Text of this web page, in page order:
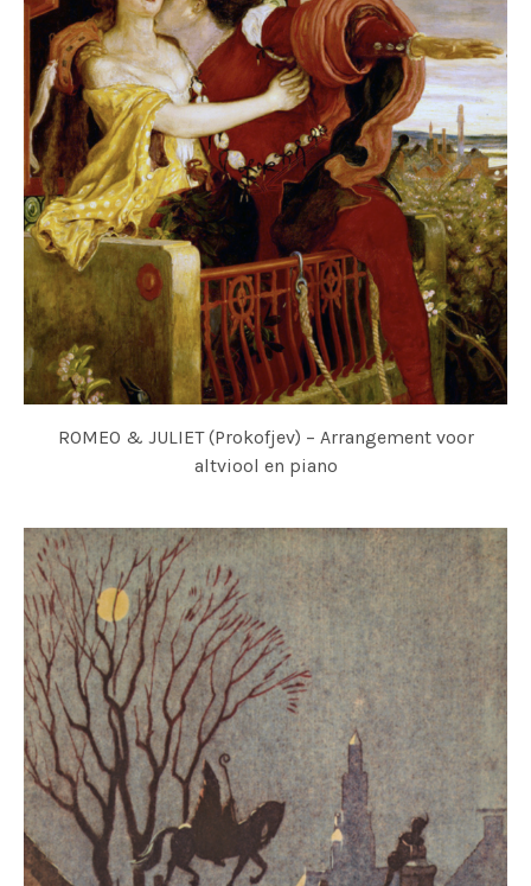
ROMEO & JULIET (Prokofjev) – Arrangement voor
altviool en piano